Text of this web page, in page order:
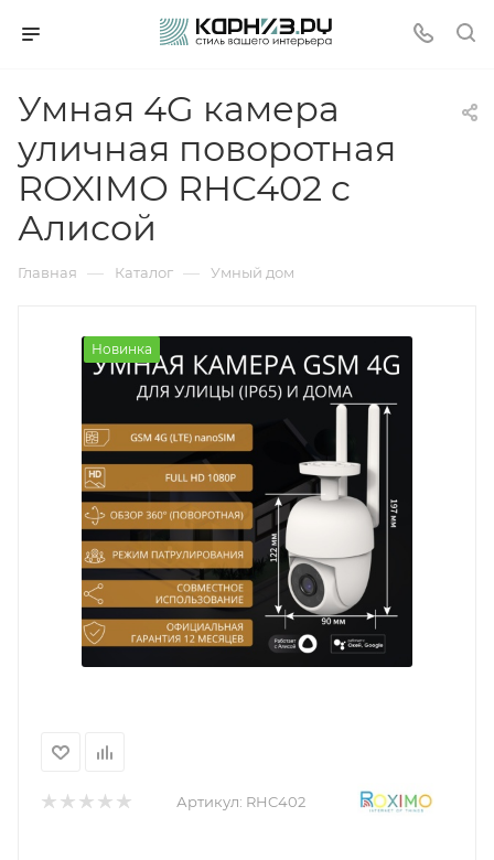
Умная 4G камера
уличная поворотная
ROXIMO RHC402 c
Алисой
Главная — Каталог — Умный дом
Новинка
Артикул: RHC402